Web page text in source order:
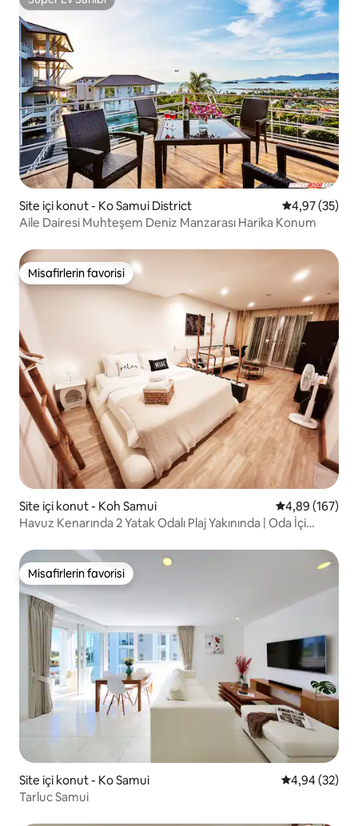
Süper Ev Sahibi
Site içi konut - Ko Samui District 5 üzerinden
4,97 (35)
Aile Dairesi Muhteşem Deniz Manzarası Harika Konum
Misafirlerin favorisi
Misafirlerin favorisi
Site içi konut - Koh Samui 5 üzerinden
4,89 (167)
Havuz Kenarında 2 Yatak Odalı Plaj Yakınında | Oda İçi
Misafirlerin favorisi
Misafirlerin favorisi
Site içi konut - Ko Samui 5 üzerinden
4,94 (32)
Tarluc Samui